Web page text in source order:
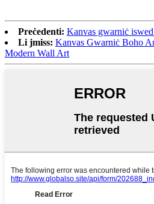
Preċedenti: Kanvas gwarniċ
Li jmiss: Kanvas Gwarniċ Boho
Modern Wall Art